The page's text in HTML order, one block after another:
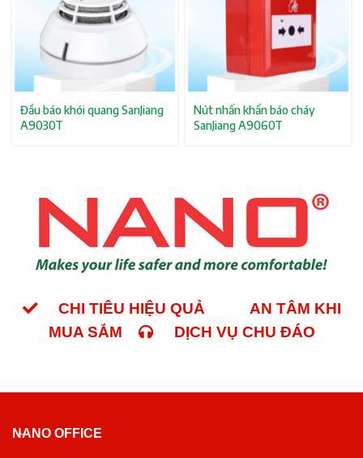
Đầu báo khói quang SanJiang
A9030T
Nút nhấn khẩn báo cháy
SanJiang A9060T
CHI TIÊU HIỆU QUẢ
AN TÂM KHI
MUA SẮM
DỊCH VỤ CHU ĐÁO
NANO OFFICE